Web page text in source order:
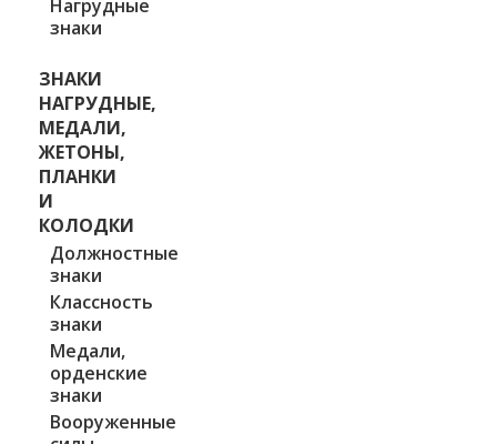
Нагрудные
знаки
ЗНАКИ
НАГРУДНЫЕ,
МЕДАЛИ,
ЖЕТОНЫ,
ПЛАНКИ
И
КОЛОДКИ
Должностные
знаки
Классность
знаки
Медали,
орденские
знаки
Вооруженные